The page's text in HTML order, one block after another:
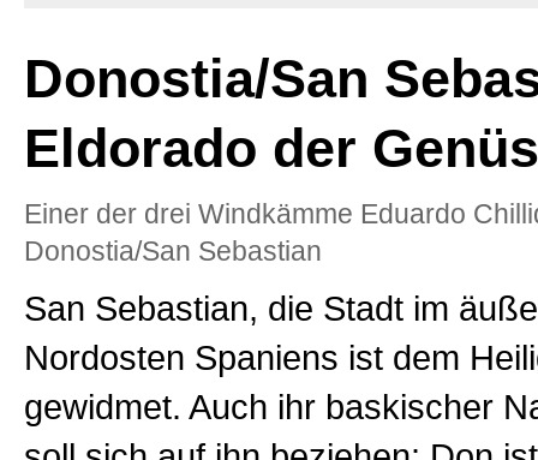
Donostia/San
Eldorado der
Einer der drei Windkämme Eduardo
Donostia/San Sebastian
San Sebastian, die Stadt im
Nordosten Spaniens ist dem
gewidmet. Auch ihr baskischer